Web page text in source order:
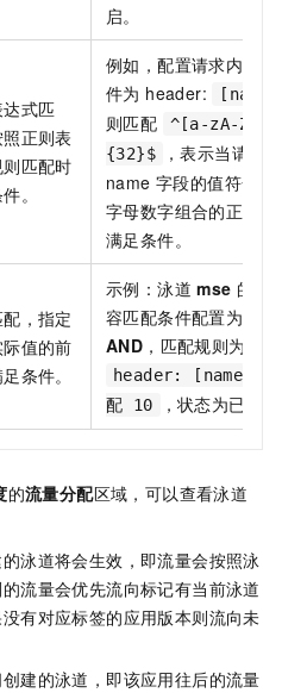
启。
式匹
正则表
匹配时
。
例如，配置请求内容匹
件为 header:
[name]
则匹配
^[a-zA-Z0-
{32}$
，表示当请求
name 字段的值符合
字母数字组合的正则规
满足条件。
，指定
值的前
条件。
示例：泳道mse 的请
容匹配条件配置为条件
AND ，匹配规则为
header: [name] 前
配 10
，状态为已开
的流量分配区域，可以查看泳道
的泳道将会生效，即流量会按照泳
流量会优先流向标记有当前泳道
有对应标签的应用版本则流向未
创建的泳道，即该应用往后的流量